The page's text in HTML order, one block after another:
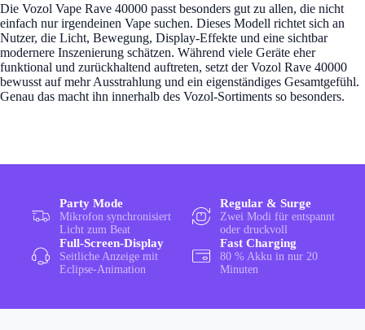
Die Vozol Vape Rave 40000 passt besonders gut zu allen, die nicht
einfach nur irgendeinen Vape suchen. Dieses Modell richtet sich an
Nutzer, die Licht, Bewegung, Display-Effekte und eine sichtbar
modernere Inszenierung schätzen. Während viele Geräte eher
funktional und zurückhaltend auftreten, setzt der Vozol Rave 40000
bewusst auf mehr Ausstrahlung und ein eigenständiges Gesamtgefühl.
Genau das macht ihn innerhalb des Vozol-Sortiments so besonders.
Party Mode
Mikrofon synchronisiert
Licht zum Beat
Regular & Surge
Zwei Modi für entspannt
oder druckvoll
Full-Screen-Display
Seitliche Anzeige mit
Eclipse-Animation
Fast Charging
80 % Akku in nur 20
Minuten